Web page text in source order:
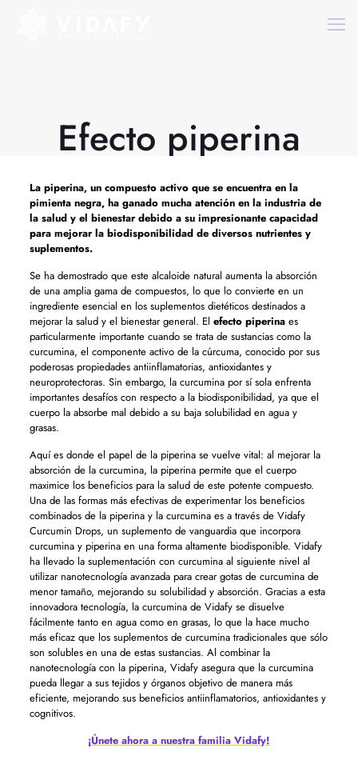
Efecto piperina
La piperina, un compuesto activo que se encuentra en la
pimienta negra, ha ganado mucha atención en la industria de
la salud y el bienestar debido a su impresionante capacidad
para mejorar la biodisponibilidad de diversos nutrientes y
suplementos.
Se ha demostrado que este alcaloide natural aumenta la absorción
de una amplia gama de compuestos, lo que lo convierte en un
ingrediente esencial en los suplementos dietéticos destinados a
mejorar la salud y el bienestar general. El efecto piperinaes
particularmente importante cuando se trata de sustancias como la
curcumina, el componente activo de la cúrcuma, conocido por sus
poderosas propiedades antiinflamatorias, antioxidantes y
neuroprotectoras. Sin embargo, la curcumina por sí sola enfrenta
importantes desafíos con respecto a la biodisponibilidad, ya que el
cuerpo la absorbe mal debido a su baja solubilidad en agua y
grasas.
Aquí es donde el papel de la piperina se vuelve vital: al mejorar la
absorción de la curcumina, la piperina permite que el cuerpo
maximice los beneficios para la salud de este potente compuesto.
Una de las formas más efectivas de experimentar los beneficios
combinados de la piperina y la curcumina es a través de Vidafy
Curcumin Drops, un suplemento de vanguardia que incorpora
curcumina y piperina en una forma altamente biodisponible. Vidafy
ha llevado la suplementación con curcumina al siguiente nivel al
utilizar nanotecnología avanzada para crear gotas de curcumina de
menor tamaño, mejorando su solubilidad y absorción. Gracias a esta
innovadora tecnología, la curcumina de Vidafy se disuelve
fácilmente tanto en agua como en grasas, lo que la hace mucho
más eficaz que los suplementos de curcumina tradicionales que sólo
son solubles en una de estas sustancias. Al combinar la
nanotecnología con la piperina, Vidafy asegura que la curcumina
pueda llegar a sus tejidos y órganos objetivo de manera más
eficiente, mejorando sus beneficios antiinflamatorios, antioxidantes y
cognitivos.
¡Únete ahora a nuestra familia Vidafy!